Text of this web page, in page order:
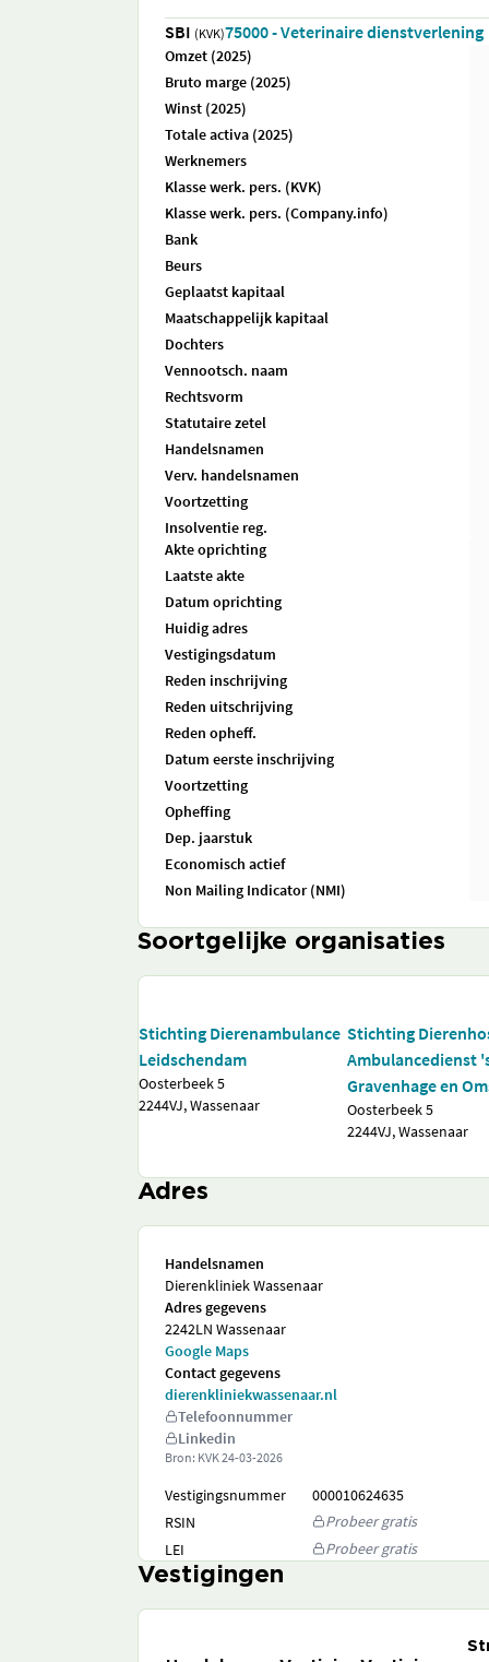
SBI (KVK)75000 - Veterinaire dienstverlening
Omzet (2025)
Bruto marge (2025)
Winst (2025)
Totale activa (2025)
Werknemers
Klasse werk. pers. (KVK)
Klasse werk. pers. (Company.info)
Bank
Beurs
Geplaatst kapitaal
Maatschappelijk kapitaal
Dochters
Vennootsch. naam
Rechtsvorm
Statutaire zetel
Handelsnamen
Verv. handelsnamen
Voortzetting
Insolventie reg.
Akte oprichting
Laatste akte
Datum oprichting
Huidig adres
Vestigingsdatum
Reden inschrijving
Reden uitschrijving
Reden opheff.
Datum eerste inschrijving
Voortzetting
Opheffing
Dep. jaarstuk
Economisch actief
Non Mailing Indicator (NMI)
Soortgelijke organisaties
Stichting Dierenambulance
Leidschendam
Oosterbeek 5
2244VJ, Wassenaar
Stichting
Ambulancedienst
Gravenhage en
Oosterbeek 5
2244VJ, Wassenaar
Adres
Handelsnamen
Dierenkliniek Wassenaar
Adres gegevens
2242LN Wassenaar
Google Maps
Contact gegevens
dierenkliniekwassenaar.nl
Telefoonnummer
Linkedin
Bron: KVK24-03-2026
Vestigingsnummer
000010624635
RSIN
Probeer gratis
LEI
Probeer gratis
Vestigingen